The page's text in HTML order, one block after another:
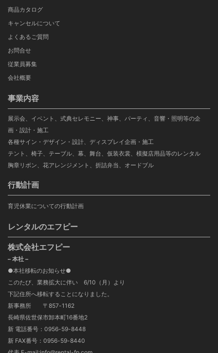
商品カタログ
キャンセルについて
よくあるご質問
お問合せ
従業員募集
会社概要
事業内容
展示会、イベント、式典セレモニー、神事、パーティ、音響・照明等の企
画・設計・施工
各種サイン・デザイン・設計、ディスプレイ企画・施工
テント、椅子、テーブル、幕、舞台、仮装衣裳、模擬店用品等のレンタル
胸章リボン、花アレンジメント、折詰弁当、オードブル
行動計画
育児休業についての行動計画
レンタルのエフピー
株式会社エフピー
– 本社 –
●本社移転のお知らせ●
このたび、業務拡大に伴い 6/10（月）より
下記住所へ移転することになりました。
新事務所 〒857-1162
長崎県佐世保市卸本町16番地2
新 電話番号：0956-59-8448
新 FAX番号：0956-59-8440